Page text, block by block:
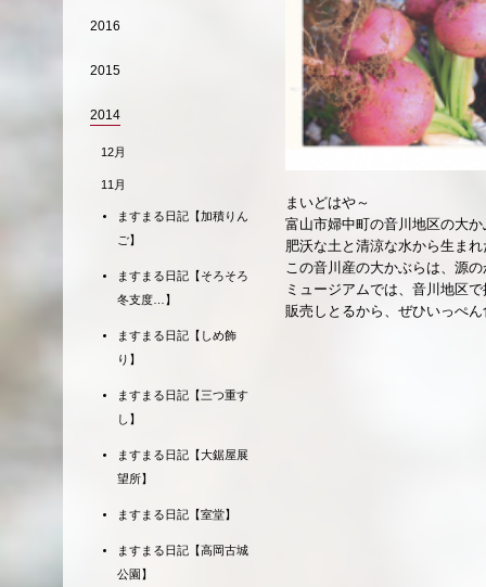
まいどはや～
富山市婦中町の音川地区の大
肥沃な土と清涼な水から生ま
この音川産の大かぶらは、源
ミュージアムでは、音川地区
販売しとるから、ぜひいっぺ
2016
2015
2014
12月
11月
ますまる日記【加積りん
ご】
ますまる日記【そろそろ
冬支度…】
ますまる日記【しめ飾
り】
ますまる日記【三つ重す
し】
ますまる日記【大鋸屋展
望所】
ますまる日記【室堂】
ますまる日記【高岡古城
公園】